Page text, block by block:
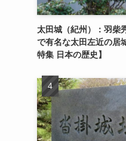
太田城（紀州）：羽柴
で有名な太田左近の居
特集 日本の歴史】